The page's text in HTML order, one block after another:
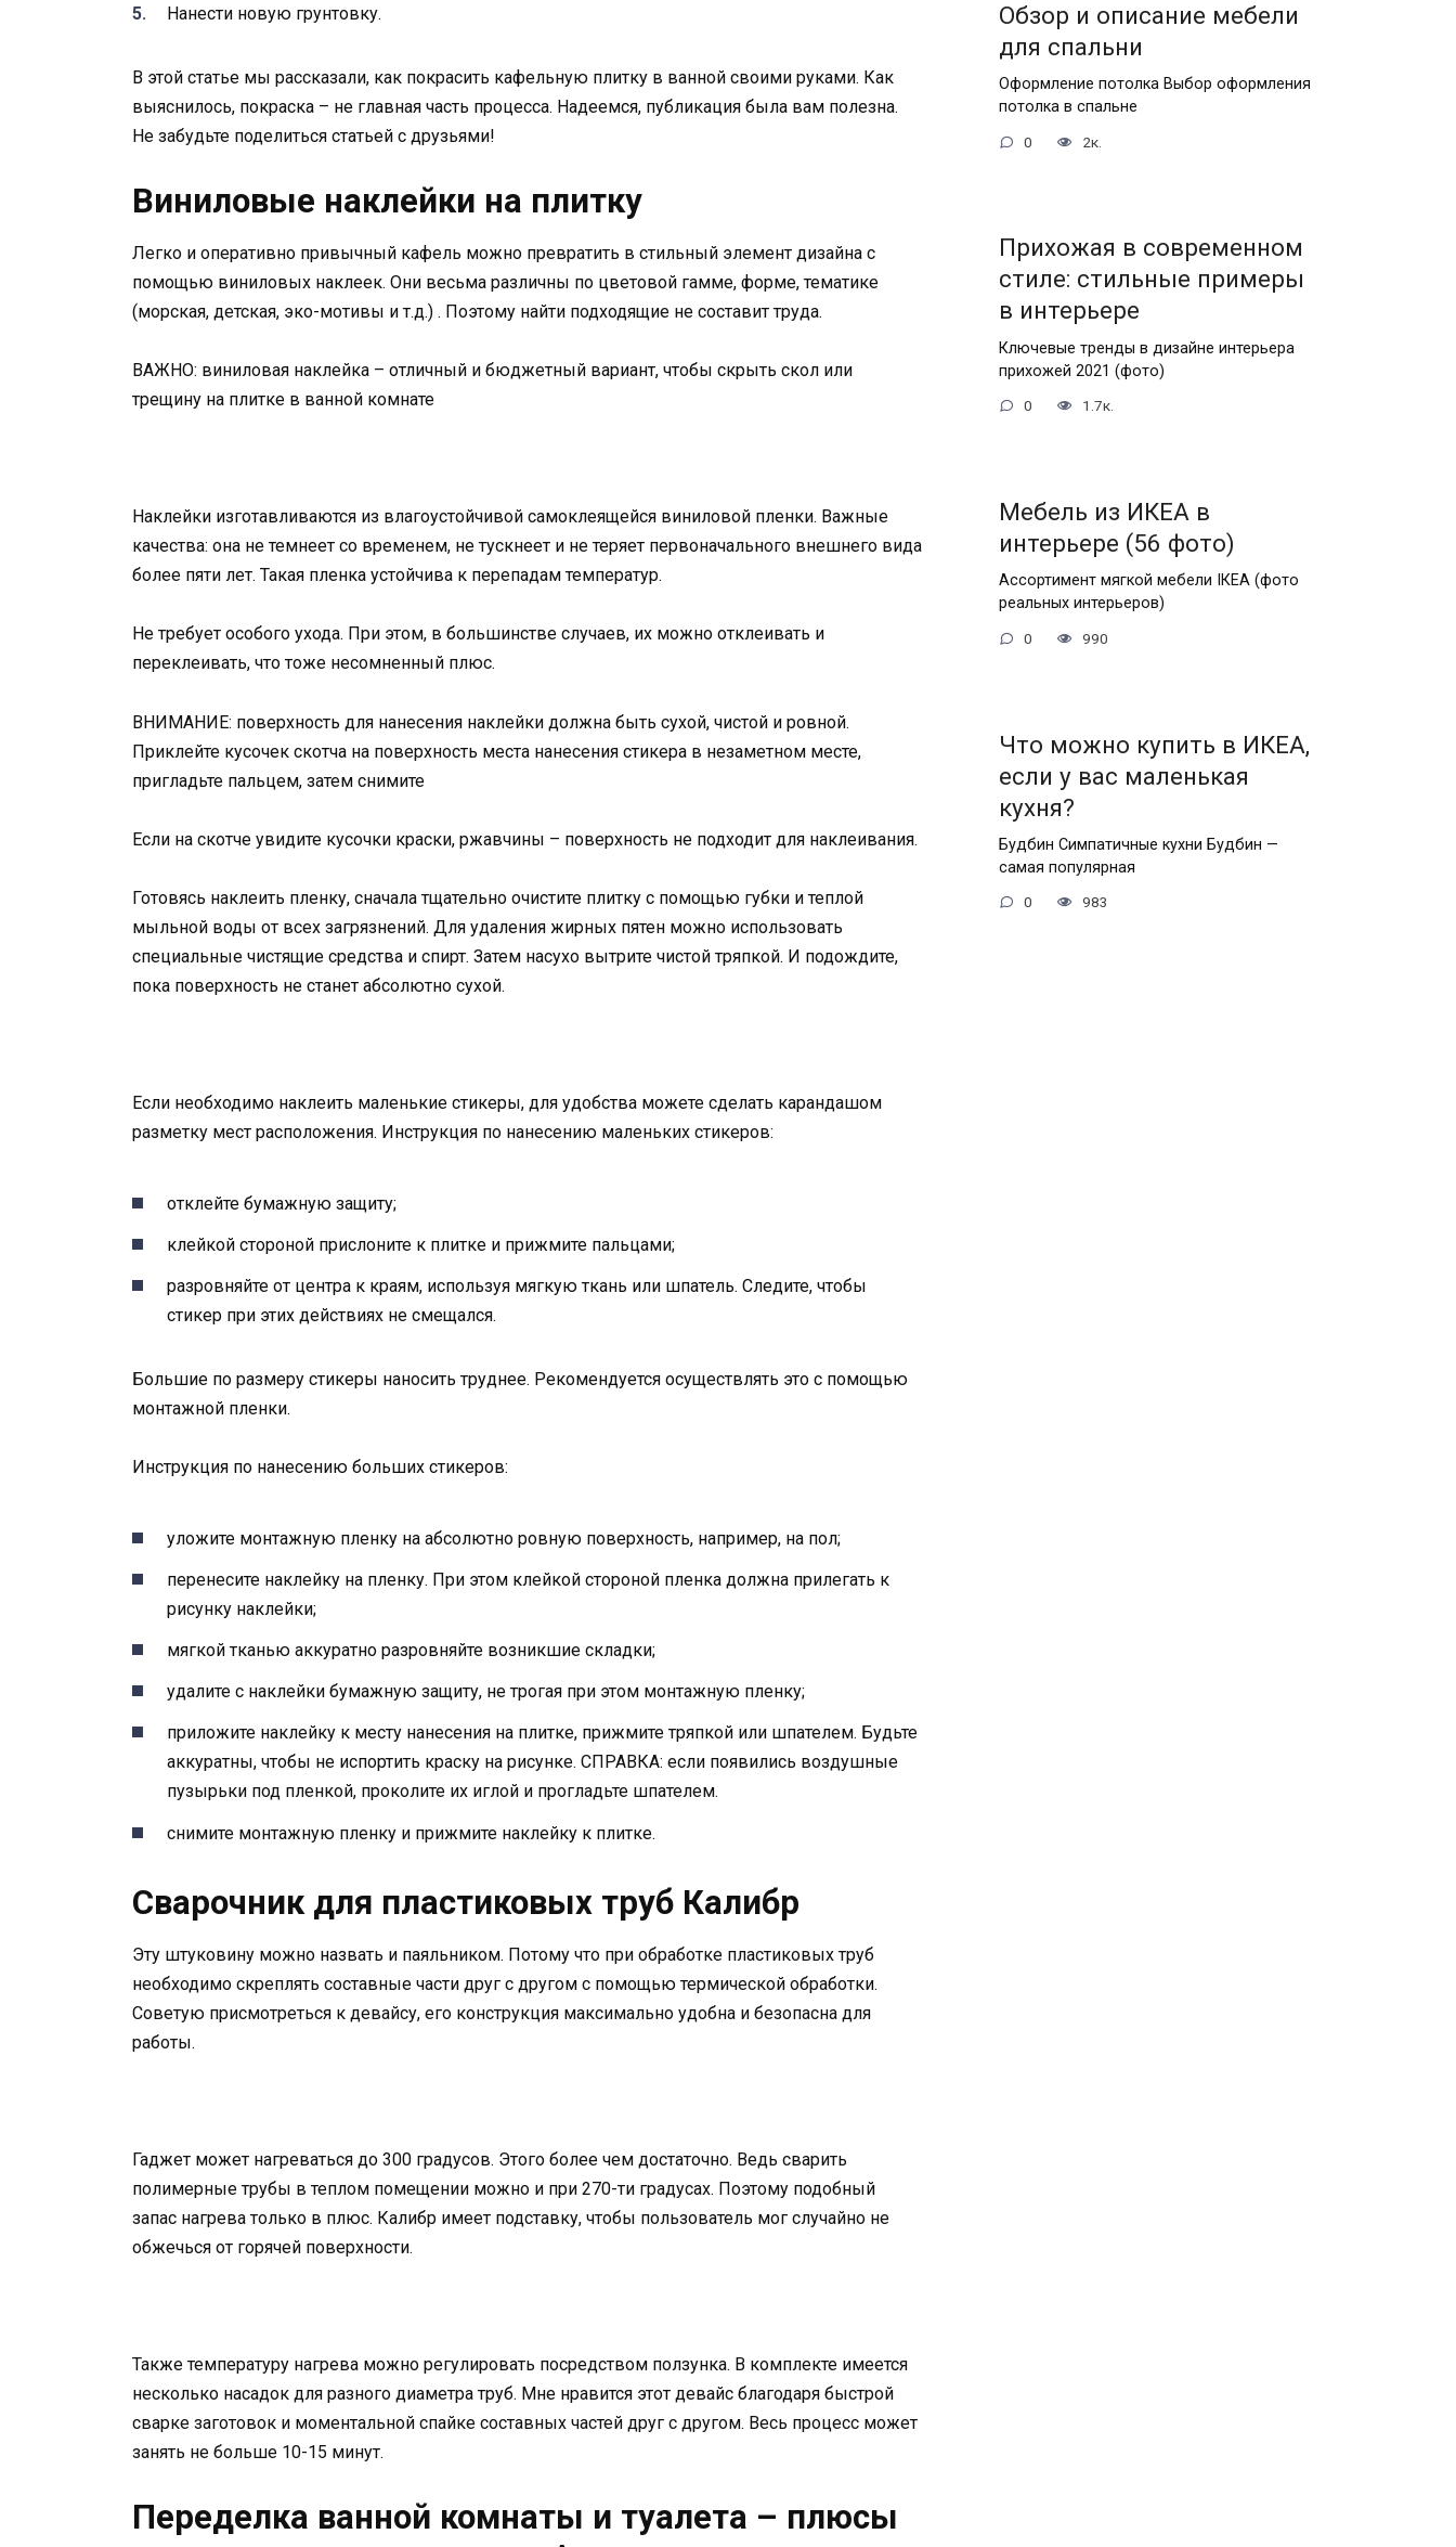
Нанести новую грунтовку.
В этой статье мы рассказали, как покрасить кафельную плитку в ванной своими руками. Как
выяснилось, покраска – не главная часть процесса. Надеемся, публикация была вам полезна.
Не забудьте поделиться статьей с друзьями!
Виниловые наклейки на плитку
Легко и оперативно привычный кафель можно превратить в стильный элемент дизайна с
помощью виниловых наклеек. Они весьма различны по цветовой гамме, форме, тематике
(морская, детская, эко-мотивы и т.д.) . Поэтому найти подходящие не составит труда.
ВАЖНО: виниловая наклейка – отличный и бюджетный вариант, чтобы скрыть скол или
трещину на плитке в ванной комнате
Наклейки изготавливаются из влагоустойчивой самоклеящейся виниловой пленки. Важные
качества: она не темнеет со временем, не тускнеет и не теряет первоначального внешнего вида
более пяти лет. Такая пленка устойчива к перепадам температур.
Не требует особого ухода. При этом, в большинстве случаев, их можно отклеивать и
переклеивать, что тоже несомненный плюс.
ВНИМАНИЕ: поверхность для нанесения наклейки должна быть сухой, чистой и ровной.
Приклейте кусочек скотча на поверхность места нанесения стикера в незаметном месте,
пригладьте пальцем, затем снимите
Если на скотче увидите кусочки краски, ржавчины – поверхность не подходит для наклеивания.
Готовясь наклеить пленку, сначала тщательно очистите плитку с помощью губки и теплой
мыльной воды от всех загрязнений. Для удаления жирных пятен можно использовать
специальные чистящие средства и спирт. Затем насухо вытрите чистой тряпкой. И подождите,
пока поверхность не станет абсолютно сухой.
Если необходимо наклеить маленькие стикеры, для удобства можете сделать карандашом
разметку мест расположения. Инструкция по нанесению маленьких стикеров:
отклейте бумажную защиту;
клейкой стороной прислоните к плитке и прижмите пальцами;
разровняйте от центра к краям, используя мягкую ткань или шпатель. Следите, чтобы
стикер при этих действиях не смещался.
Большие по размеру стикеры наносить труднее. Рекомендуется осуществлять это с помощью
монтажной пленки.
Инструкция по нанесению больших стикеров:
уложите монтажную пленку на абсолютно ровную поверхность, например, на пол;
перенесите наклейку на пленку. При этом клейкой стороной пленка должна прилегать к
рисунку наклейки;
мягкой тканью аккуратно разровняйте возникшие складки;
удалите с наклейки бумажную защиту, не трогая при этом монтажную пленку;
приложите наклейку к месту нанесения на плитке, прижмите тряпкой или шпателем. Будьте
аккуратны, чтобы не испортить краску на рисунке. СПРАВКА: если появились воздушные
пузырьки под пленкой, проколите их иглой и прогладьте шпателем.
снимите монтажную пленку и прижмите наклейку к плитке.
Сварочник для пластиковых труб Калибр
Эту штуковину можно назвать и паяльником. Потому что при обработке пластиковых труб
необходимо скреплять составные части друг с другом с помощью термической обработки.
Советую присмотреться к девайсу, его конструкция максимально удобна и безопасна для
работы.
Гаджет может нагреваться до 300 градусов. Этого более чем достаточно. Ведь сварить
полимерные трубы в теплом помещении можно и при 270-ти градусах. Поэтому подобный
запас нагрева только в плюс. Калибр имеет подставку, чтобы пользователь мог случайно не
обжечься от горячей поверхности.
Также температуру нагрева можно регулировать посредством ползунка. В комплекте имеется
несколько насадок для разного диаметра труб. Мне нравится этот девайс благодаря быстрой
сварке заготовок и моментальной спайке составных частей друг с другом. Весь процесс может
занять не больше 10-15 минут.
Переделка ванной комнаты и туалета – плюсы
Обзор и описание мебели
для спальни
Оформление потолка Выбор оформления
потолка в спальне
0 2к.
Прихожая в современном
стиле: стильные примеры
в интерьере
Ключевые тренды в дизайне интерьера
прихожей 2021 (фото)
0 1.7к.
Мебель из ИКЕА в
интерьере (56 фото)
Ассортимент мягкой мебели IКЕА (фото
реальных интерьеров)
0 990
Что можно купить в ИКЕА,
если у вас маленькая
кухня?
Будбин Симпатичные кухни Будбин —
самая популярная
0 983